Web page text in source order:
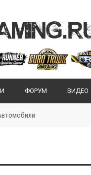
ФОРУМ ВИДЕО